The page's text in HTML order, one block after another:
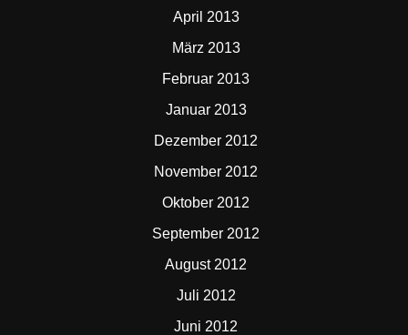
April 2013
März 2013
Februar 2013
Januar 2013
Dezember 2012
November 2012
Oktober 2012
September 2012
August 2012
Juli 2012
Juni 2012